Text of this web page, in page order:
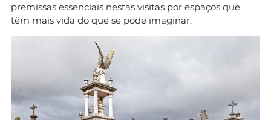
premissas essenciais nestas visitas por espaços que
têm mais vida do que se pode imaginar.